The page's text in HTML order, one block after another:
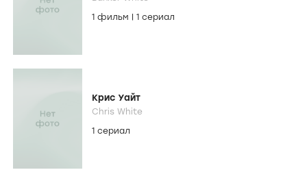
1 фильм
1 сериал
Крис Уайт
Chris White
1 сериал